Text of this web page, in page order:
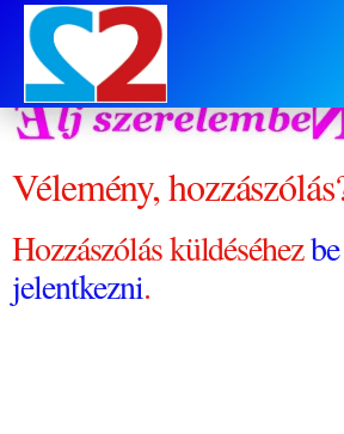
Élj szerelembeN!
Vélemény,
Hozzászólás küldéséhez
jelentkezni.